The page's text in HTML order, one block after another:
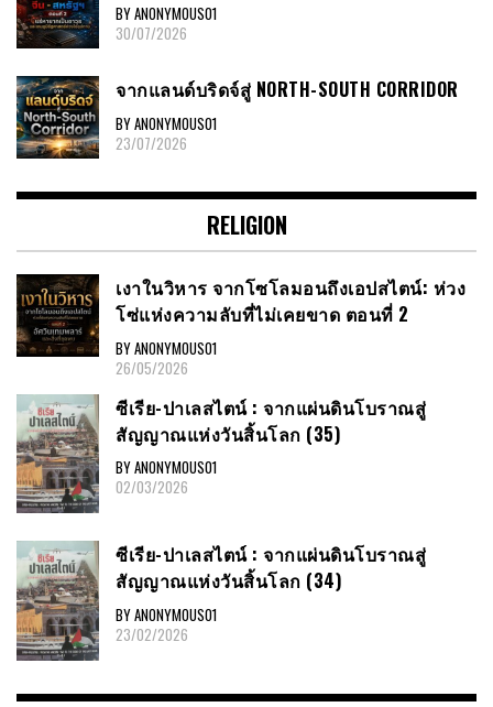
BY ANONYMOUS01
30/07/2026
จากแลนด์บริดจ์สู่ NORTH-SOUTH CORRIDOR
BY ANONYMOUS01
23/07/2026
RELIGION
เงาในวิหาร จากโซโลมอนถึงเอปสไตน์: ห่วง
โซ่แห่งความลับที่ไม่เคยขาด ตอนที่ 2
BY ANONYMOUS01
26/05/2026
ซีเรีย​-ปาเลสไตน์​ : จากแผ่นดินโบราณสู่
สัญญาณ​แห่งวันสิ้นโลก​ (35)
BY ANONYMOUS01
02/03/2026
ซีเรีย​-ปาเลสไตน์​ : จากแผ่นดินโบราณสู่
สัญญาณ​แห่งวันสิ้นโลก​ (34)
BY ANONYMOUS01
23/02/2026